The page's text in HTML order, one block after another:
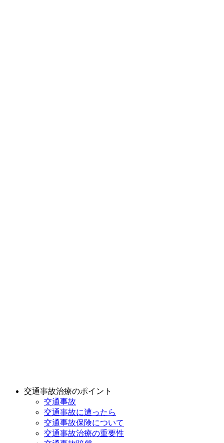
交通事故治療のポイント
交通事故
交通事故に遭ったら
交通事故保険について
交通事故治療の重要性